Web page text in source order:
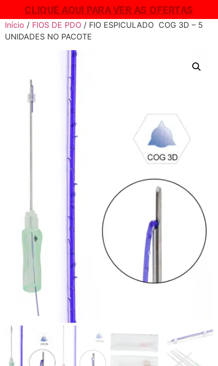
CLIQUE AQUI PARA VER AS OFERTAS
Início / FIOS DE PDO / FIO ESPICULADO COG 3D – 5
UNIDADES NO PACOTE